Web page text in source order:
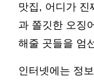
맛집, 어디가 진
과 쫄깃한 오징
해줄 곳들을 엄
인터넷에는 정